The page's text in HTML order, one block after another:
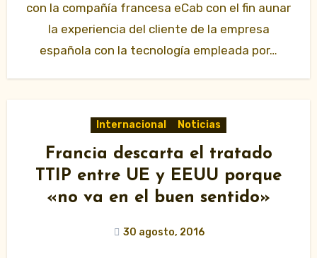
con la compañía francesa eCab con el fin aunar
la experiencia del cliente de la empresa
española con la tecnología empleada por…
Internacional Noticias
Francia descarta el tratado
TTIP entre UE y EEUU porque
«no va en el buen sentido»
30 agosto, 2016